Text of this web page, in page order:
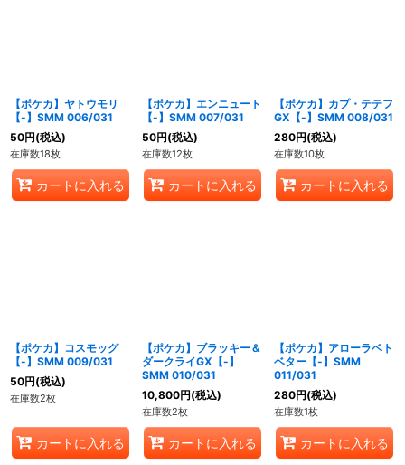
【ポケカ】ヤトウモリ
【-】SMM 006/031
50円(税込)
在庫数18枚
カートに入れる
【ポケカ】エンニュート
【-】SMM 007/031
50円(税込)
在庫数12枚
カートに入れる
【ポケカ】カプ・テテフ
GX【-】SMM 008/031
280円(税込)
在庫数10枚
カートに入れる
【ポケカ】コスモッグ
【-】SMM 009/031
50円(税込)
在庫数2枚
カートに入れる
【ポケカ】ブラッキー＆
ダークライGX【-】
SMM 010/031
10,800円(税込)
在庫数2枚
カートに入れる
【ポケカ】アローラベト
ベター【-】SMM
011/031
280円(税込)
在庫数1枚
カートに入れる